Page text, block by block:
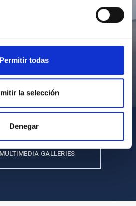
Permitir todas
la selección
Denegar
Canarias al IACTEC
GALLERIES